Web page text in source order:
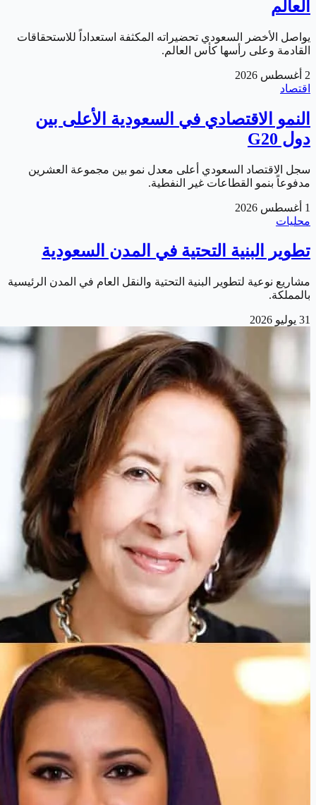
العالم
يواصل الأخضر السعودي تحضيراته المكثفة استعداداً للاستحقاقات
القادمة وعلى رأسها كأس العالم.
2 أغسطس 2026
اقتصاد
النمو الاقتصادي في السعودية الأعلى بين
دول G20
سجل الاقتصاد السعودي أعلى معدل نمو بين مجموعة العشرين
مدفوعاً بنمو القطاعات غير النفطية.
1 أغسطس 2026
محليات
تطوير البنية التحتية في المدن السعودية
مشاريع نوعية لتطوير البنية التحتية والنقل العام في المدن الرئيسية
بالمملكة.
31 يوليو 2026